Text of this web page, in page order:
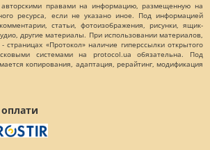
авторскими правами на информацию, размещенную на
ресурса, если не указано иное. Под информацией
статьи, фотоизображения, рисунки, ящик-
другие материалы. При использовании материалов,
«Протокол» наличие гиперссылки открытого
системами на protocol.ua обязательна. Под
копирования, адаптация, рерайтинг, модификация